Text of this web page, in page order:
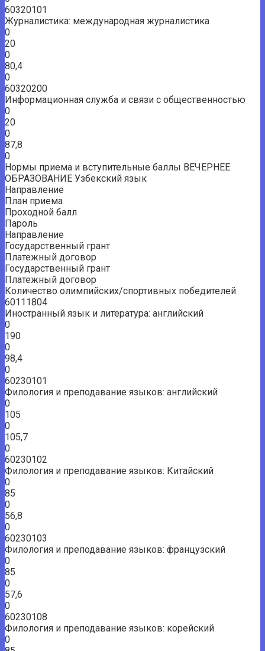
60320101
Журналистика: международная журналистика
0
20
0
80,4
0
60320200
Информационная служба и связи с общественностью
0
20
0
87,8
0
Нормы приема и вступительные баллы ВЕЧЕРНЕЕ
ОБРАЗОВАНИЕ Узбекский язык
Направление
План приема
Проходной балл
Пароль
Направление
Государственный грант
Платежный договор
Государственный грант
Платежный договор
Количество олимпийских/спортивных победителей
60111804
Иностранный язык и литература: английский
0
190
0
98,4
0
60230101
Филология и преподавание языков: английский
0
105
0
105,7
0
60230102
Филология и преподавание языков: Китайский
0
85
0
56,8
0
60230103
Филология и преподавание языков: французский
0
85
0
57,6
0
60230108
Филология и преподавание языков: корейский
0